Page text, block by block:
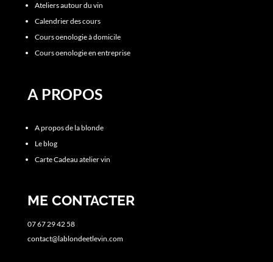
Ateliers autour du vin
Calendrier des cours
Cours oenologie à domicile
Cours oenologie en entreprise
A PROPOS
A propos de la blonde
Le blog
Carte Cadeau atelier vin
ME CONTACTER
07 67 29 42 58
contact@lablondeetlevin.com